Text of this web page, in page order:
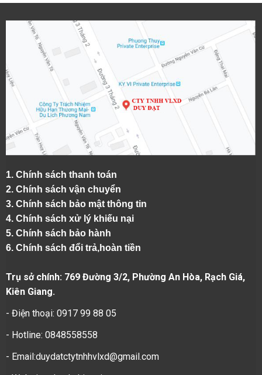
1. Chính sách thanh toán
2. Chính sách vận chuyển
3. Chính sách bảo mật thông tin
4. Chính sách xử lý khiếu nại
5. Chính sách bảo hành
6. Chính sách đổi trả,hoàn tiền
Trụ sở chính: 769 Đường 3/2, Phường An Hòa, Rạch Giá,
Kiên Giang.
- Điện thoại: 0917 99 88 05
- Hotline: 0848558558
- Email:duydatctytnhhvlxd@gmail.com